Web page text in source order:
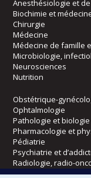
Anesthésiologie et
Biochimie et
Chirurgie
Médecine
Médecine de famille
Microbiologie,
Neurosciences
Nutrition
Obstétrique-
Ophtalmologie
Pathologie et
Pharmacologie et
Pédiatrie
Psychiatrie et
Radiologie, radio-